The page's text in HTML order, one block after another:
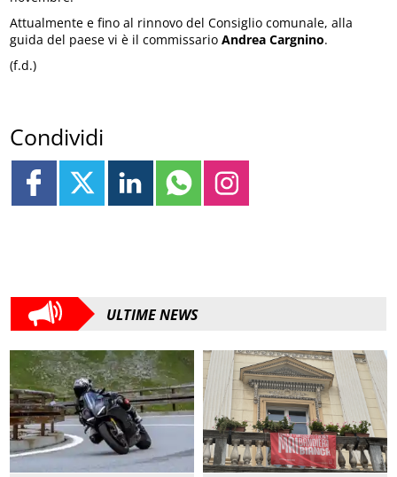
Attualmente e fino al rinnovo del Consiglio comunale, alla
guida del paese vi è il commissario Andrea Cargnino.
(f.d.)
Condividi
ULTIME NEWS